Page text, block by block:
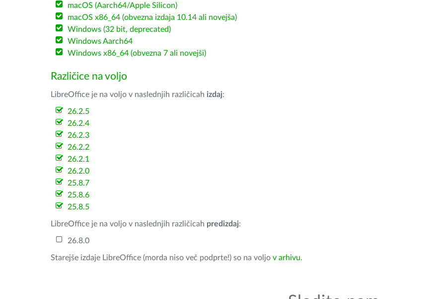
macOS (Aarch64/Apple Silicon)
macOS x86_64 (obvezna izdaja 10.14 ali novejša)
Windows (32 bit, deprecated)
Windows Aarch64
Windows x86_64 (obvezna 7 ali novejši)
Različice na voljo
LibreOffice je na voljo v naslednjih različicah izdaj:
26.2.5
26.2.4
26.2.3
26.2.2
26.2.1
26.2.0
25.8.7
25.8.6
25.8.5
LibreOffice je na voljo v naslednjih različicah predizdaj:
26.8.0
Starejše izdaje LibreOffice (morda niso več podprte!) so na voljo v arhivu.